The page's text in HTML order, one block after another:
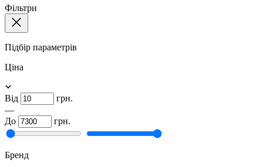
Фільтри
Підбір параметрів
Ціна
Від
грн.
—
До
грн.
Бренд